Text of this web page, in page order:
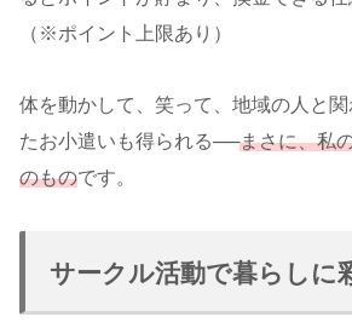
（※ポイント上限あり）
体を動かして、笑って、地域の人と
たお小遣いも得られる──まさに、私
のものです。
サークル活動で暮らしに